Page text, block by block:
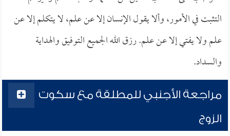
التثبت في الأمور، وألا يقول الإنسان إلا عن علم، لا يتكلم إلا عن
علم ولا يفتي إلا عن علم. رزق الله الجميع التوفيق والهداية
والسداد.
مراجعة الأجنبي للمطلقة مع سكوت
الزوج